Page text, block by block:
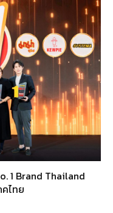
1 Brand Thailand
ไทย